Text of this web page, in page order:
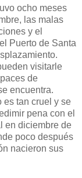
ocho meses
las malas
y el
Puerto de Santa
visitarle
de
encuentra.
es tan cruel y se
pena con el
en diciembre de
poco después
nacieron sus